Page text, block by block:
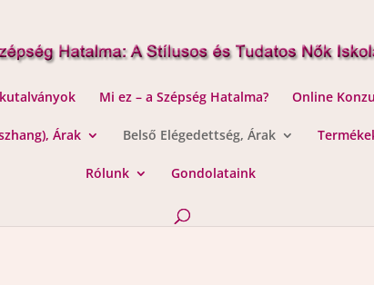
Mi ez – a Szépség Hatalma? Online
Árak Belső Elégedettség, Árak
Rólunk Gondolataink